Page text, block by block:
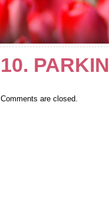
10.
Comments are closed.